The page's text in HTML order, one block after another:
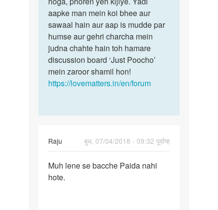
aapke man mein koi bhee aur
sawaal hain aur aap is mudde par
humse aur gehri charcha mein
judna chahte hain toh hamare
discussion board ‘Just Poocho’
mein zaroor shamil hon!
https://lovematters.in/en/forum
Raju
बुध, 07/04/2018 - 09:32 पूर्वान्ह
Muh
lene
Muh lene se bacche Paida nahi
hote.